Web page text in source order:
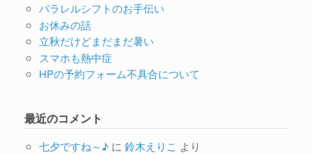
パラレルシフトのお手伝い
お休みの話
立秋だけどまだまだ暑い
スマホも熱中症
HPの予約フォーム不具合について
最近のコメント
七夕ですね～♪に 鈴木えりこ より